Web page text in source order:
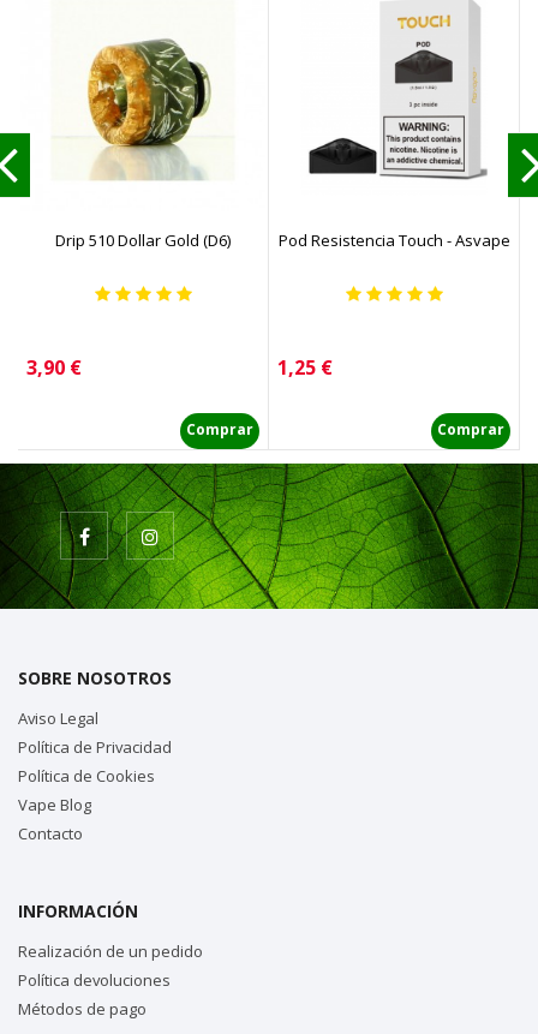
Drip 510 Dollar Gold (D6)
Precio
3,90 €
Comprar
Pod Resistencia Touch - Asvape
Precio
1,25 €
Comprar
SOBRE NOSOTROS
Aviso Legal
Política de Privacidad
Política de Cookies
Vape Blog
Contacto
INFORMACIÓN
Realización de un pedido
Política devoluciones
Métodos de pago